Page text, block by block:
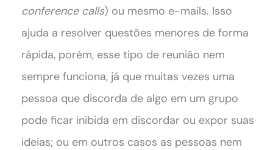
conference calls) ou mesmo e-mails. Isso
ajuda a resolver questões menores de forma
rápida, porém, esse tipo de reunião nem
sempre funciona, já que muitas vezes uma
pessoa que discorda de algo em um grupo
pode ficar inibida em discordar ou expor suas
ideias; ou em outros casos as pessoas nem